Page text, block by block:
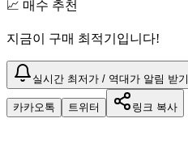
📈 매수 추천
지금이 구매 최적기입니다!
실시간 최저가 / 역대가 알림 받기
카카오톡 트위터 링크 복사